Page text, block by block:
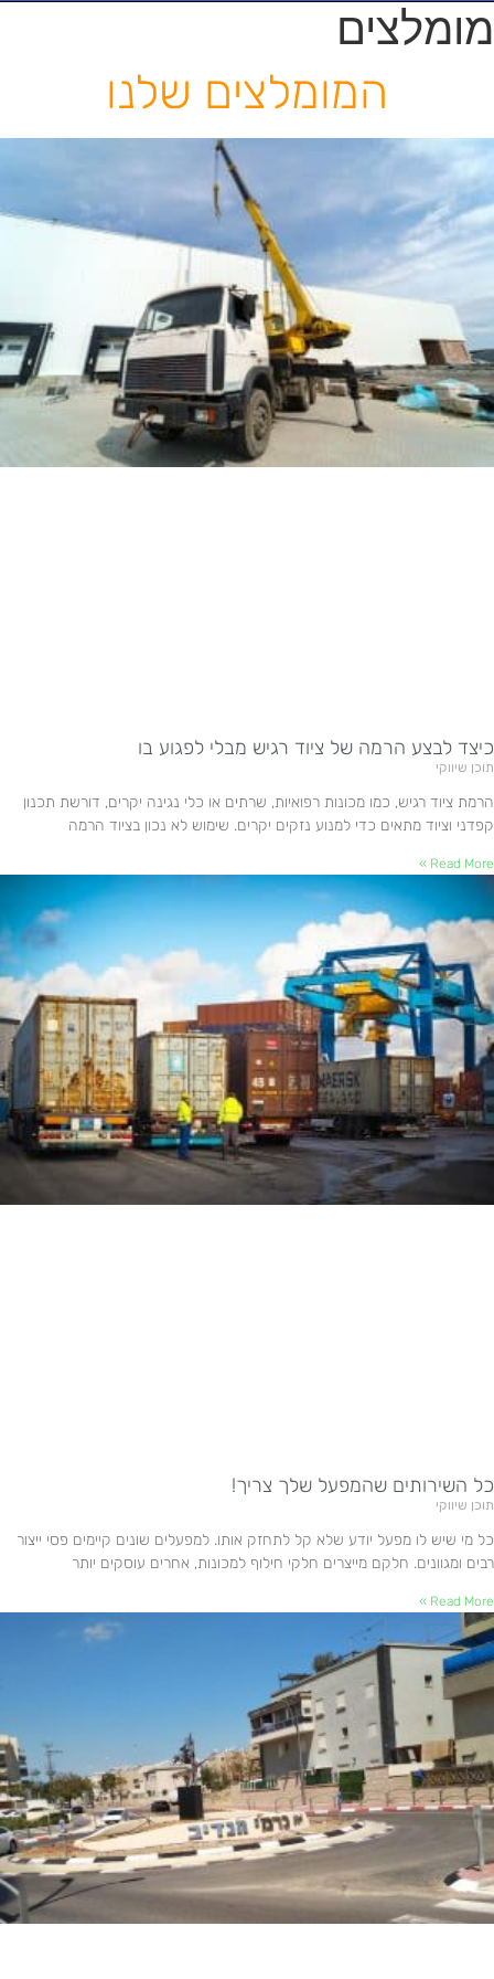
מומלצים
המומלצים שלנו
כיצד לבצע הרמה של ציוד רגיש מבלי לפגוע בו
תוכן שיווקי
הרמת ציוד רגיש, כמו מכונות רפואיות, שרתים או כלי נגינה יקרים, דורשת תכנון
קפדני וציוד מתאים כדי למנוע נזקים יקרים. שימוש לא נכון בציוד הרמה
Read More »
כל השירותים שהמפעל שלך צריך!
תוכן שיווקי
כל מי שיש לו מפעל יודע שלא קל לתחזק אותו. למפעלים שונים קיימים פסי ייצור
רבים ומגוונים. חלקם מייצרים חלקי חילוף למכונות, אחרים עוסקים יותר
Read More »